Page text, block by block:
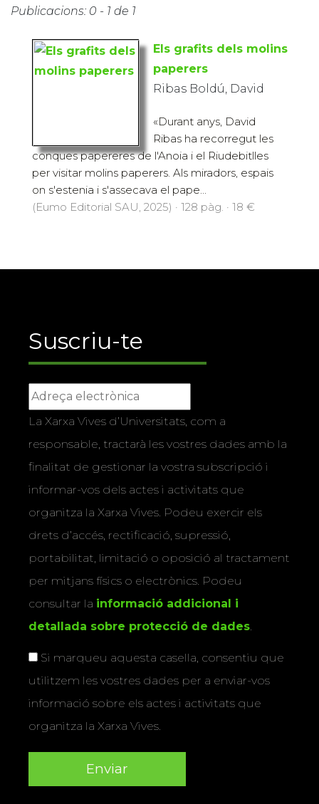
Publicacions: 0 - 1 de 1
Els grafits dels molins
paperers
Ribas Boldú, David
«Durant anys, David
Ribas ha recorregut les
conques papereres de l'Anoia i el Riudebitlles
per visitar molins paperers. Als miradors, espais
on s'estenia i s'assecava el pape...
(Eumo Editorial SAU, 2025) · 128 pàg. · 18 €
Suscriu-te
La Xarxa Vives d’Universitats, com a
responsable, tractarà les vostres dades amb la
finalitat de gestionar la vostra subscripció i
informar-vos dels actes i activitats que
organitza la Xarxa Vives. Podeu exercir els
drets d’accés, rectificació, supressió,
portabilitat, limitació o oposició al tractament
per mitjans físics o electrònics. Podeu
consultar la informació addicional i
detallada sobre protecció de dades.
Si marqueu aquesta casella, consentiu que
utilitzem les vostres dades per a enviar-vos
informació sobre els actes i activitats que
organitza la Xarxa Vives.